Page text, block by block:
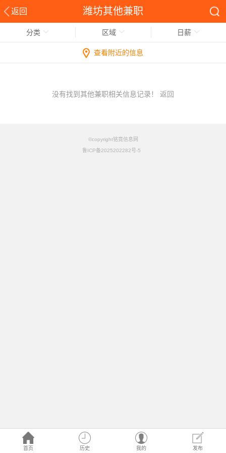
返回 潍坊其他兼职
首页 历史 我的 发布
分类 区域 日薪
查看附近的信息
没有找到其他兼职相关信息记录！ 返回
©copyright铭竟信息网
鲁ICP备2025202282号-5